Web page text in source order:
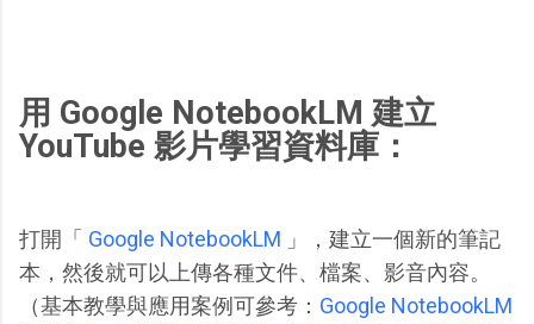
用 Google NotebookLM 建立
YouTube 影片學習資料庫：
打開「 Google NotebookLM 」，建立一個新的筆記
本，然後就可以上傳各種文件、檔案、影音內容。
（基本教學與應用案例可參考： Google NotebookLM